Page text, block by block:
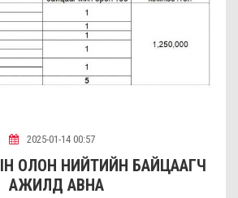
2025-01-14 00:57
ОЛОН НИЙТИЙН БАЙЦААГЧ
АЖИЛД АВНА